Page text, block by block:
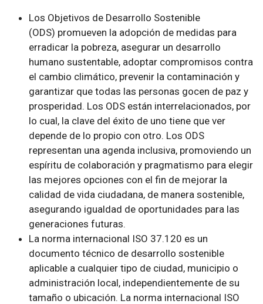
Los Objetivos de Desarrollo Sostenible
(ODS) promueven la adopción de medidas para
erradicar la pobreza, asegurar un desarrollo
humano sustentable, adoptar compromisos contra
el cambio climático, prevenir la contaminación y
garantizar que todas las personas gocen de paz y
prosperidad. Los ODS están interrelacionados, por
lo cual, la clave del éxito de uno tiene que ver
depende de lo propio con otro. Los ODS
representan una agenda inclusiva, promoviendo un
espíritu de colaboración y pragmatismo para elegir
las mejores opciones con el fin de mejorar la
calidad de vida ciudadana, de manera sostenible,
asegurando igualdad de oportunidades para las
generaciones futuras.
La norma internacional ISO 37.120 es un
documento técnico de desarrollo sostenible
aplicable a cualquier tipo de ciudad, municipio o
administración local, independientemente de su
tamaño o ubicación. La norma internacional ISO